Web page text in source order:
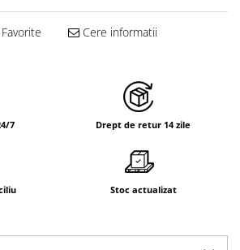
Cere informatii
7 Drept de retur 14 zile
Stoc actualizat